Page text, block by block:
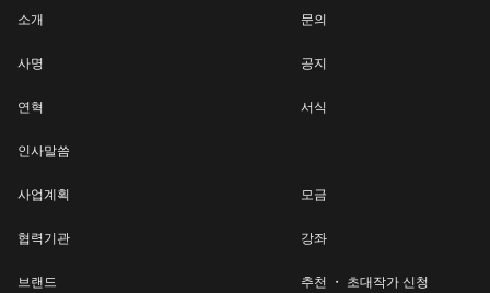
소개
사명
연혁
인사말씀
사업계획
협력기관
브랜드
문의
공지
서식
모금
강좌
추천 ・ 초대작가 신청